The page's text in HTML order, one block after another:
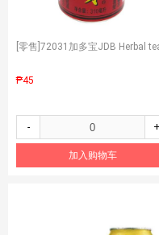
[零售] 72031加多宝JDB Herbal
₱45
- +
加入购物车